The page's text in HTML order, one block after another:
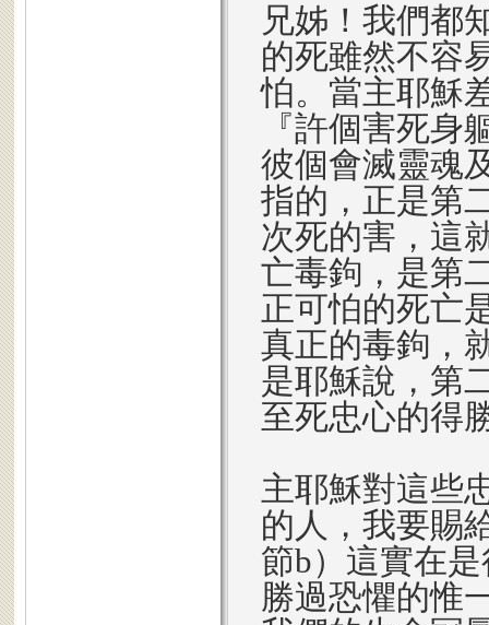
兄姊！我們都
的死雖然不容
怕。當主耶穌
『許個害死
彼個會滅靈魂
指的，正是第
次死的害，這
亡毒鉤，是第
正可怕的死亡
真正的毒鉤，
是耶穌說，第
至死忠心的得
主耶穌對這些
的人，我要賜
節b）這實在
勝過恐懼的惟